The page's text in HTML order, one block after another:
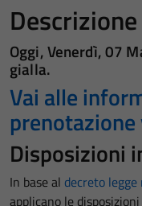
Descrizione
Oggi,Venerdì, 07
gialla.
Vai alle
prenotazione
Disposizioni
In base al decreto
applicano le